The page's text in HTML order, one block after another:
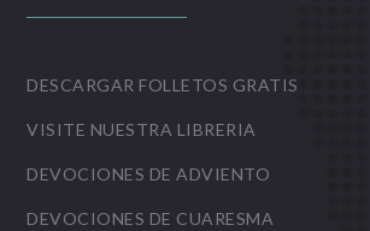
DESCARGAR FOLLETOS GRATIS
VISITE NUESTRA LIBRERIA
DEVOCIONES DE ADVIENTO
DEVOCIONES DE CUARESMA